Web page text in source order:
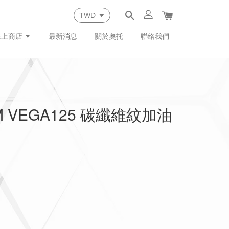
商店 最新消息 關於奧托 聯絡我們
VEGA125 碳纖維紋加油